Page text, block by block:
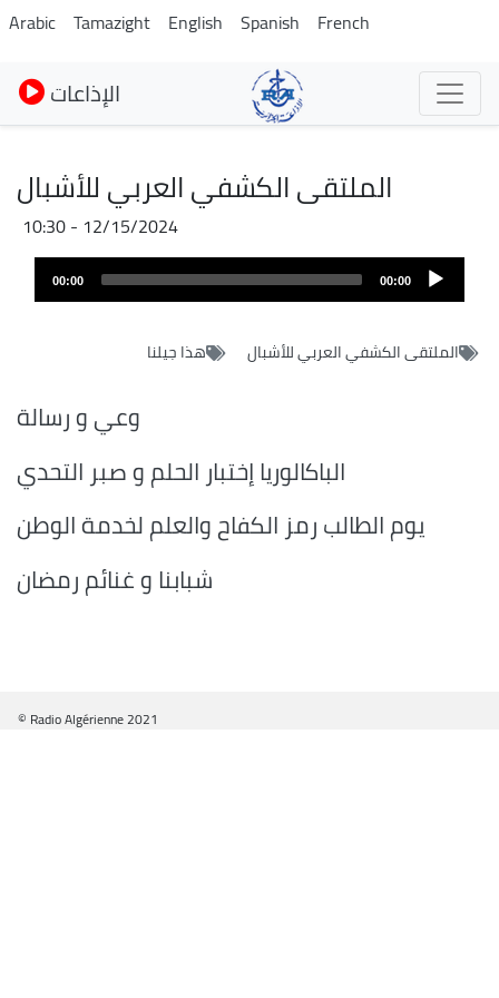
Skip
to
main
content
Arabic Tamazight English Spanish French
الإذاعات
الملتقى الكشفي العربي للأشبال
12/15/2024 - 10:30
Audio
00:00
00:00
الملتقى الكشفي العربي للأشبال هذا جيلنا
وعي و رسالة
الباكالوريا إختبار الحلم و صبر التحدي
يوم الطالب رمز الكفاح والعلم لخدمة الوطن
شبابنا و غنائم رمضان
© Radio Algérienne 2021